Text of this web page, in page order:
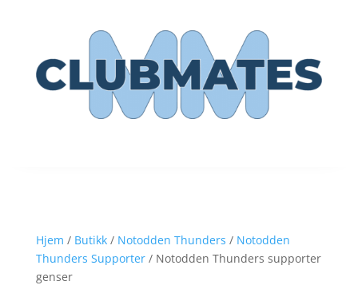
Hjem / Butikk/ Notodden Thunders / Notodden
Thunders Supporter/ Notodden Thunders supporter
genser